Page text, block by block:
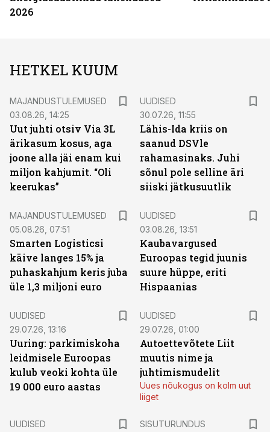
2026
HETKEL KUUM
MAJANDUSTULEMUSED
03.08.26, 14:25
Uut juhti otsiv Via 3L
ärikasum kosus, aga
joone alla jäi enam kui
miljon kahjumit. “Oli
keerukas”
UUDISED
30.07.26, 11:55
Lähis-Ida kriis on
saanud DSVle
rahamasinaks. Juhi
sõnul pole selline äri
siiski jätkusuutlik
MAJANDUSTULEMUSED
05.08.26, 07:51
Smarten Logisticsi
käive langes 15% ja
puhaskahjum keris juba
üle 1,3 miljoni euro
UUDISED
03.08.26, 13:51
Kaubavargused
Euroopas tegid juunis
suure hüppe, eriti
Hispaanias
UUDISED
29.07.26, 13:16
Uuring: parkimiskoha
leidmisele Euroopas
kulub veoki kohta üle
19 000 euro aastas
UUDISED
29.07.26, 01:00
Autoettevõtete Liit
muutis nime ja
juhtimismudelit
Uues nõukogus on kolm uut
liiget
UUDISED
SISUTURUNDUS